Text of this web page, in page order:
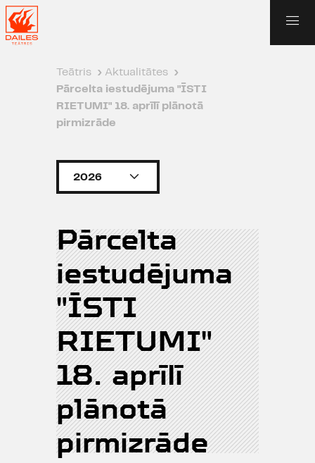
Teātris › Aktualitātes ›
Pārcelta iestudējuma "ĪSTI
RIETUMI" 18. aprīlī plānotā
pirmizrāde
2026
Pārcelta
iestudējuma
"ĪSTI
RIETUMI"
18. aprīlī
plānotā
pirmizrāde